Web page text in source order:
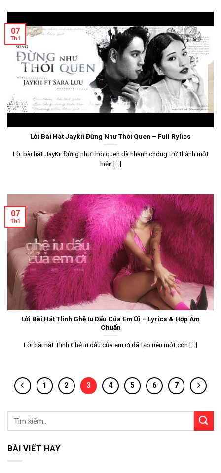
Lời Bài Hát Jaykii Đừng Như Thói Quen – Full Rylics
Lời bài hát JayKii Đừng như thói quen đã nhanh chóng trở thành một
hiện [...]
07
Th1
Lời Bài Hát Tlinh Ghệ Iu Dấu Của Em Ơi – Lyrics & Hợp Âm
Chuẩn
Lời bài hát Tlinh Ghệ iu dấu của em ơi đã tạo nên một cơn [...]
07
Th1
1 2 3 4 5 6 7
BÀI VIẾT HAY